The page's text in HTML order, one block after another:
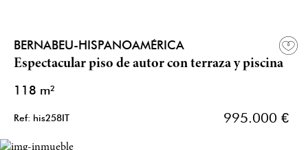
BERNABEU-HISPANOAMÉRICA
Espectacular piso de autor con terraza y piscina
118 m²
Ref: his258IT 995.000 €